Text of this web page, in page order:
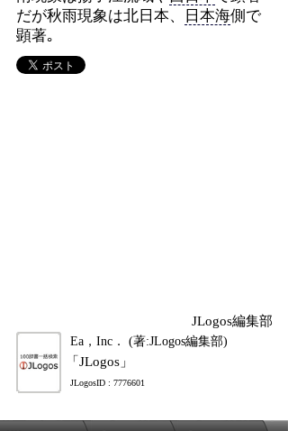
だが秋雨現象は北日本、
日本海側で
顕著｡
JLogos編集部
Ea，Inc． (著:JLogos編集部)
「JLogos」
JLogosID : 7776601